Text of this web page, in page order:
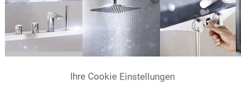
DARSTELLUNG ALS
Ihre Cookie Einstellungen